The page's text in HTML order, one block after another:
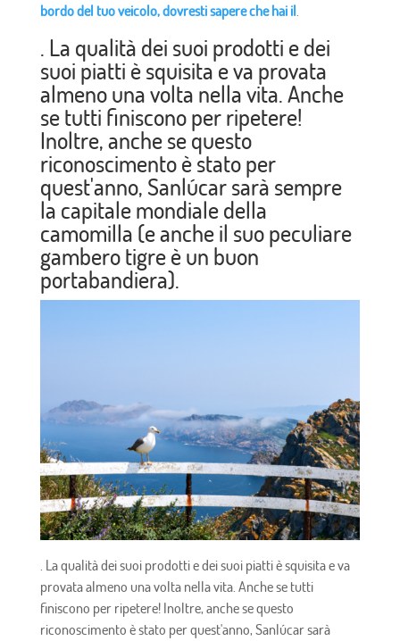
bordo del tuo veicolo, dovresti sapere che hai il.
. La qualità dei suoi prodotti e dei
suoi piatti è squisita e va provata
almeno una volta nella vita. Anche
se tutti finiscono per ripetere!
Inoltre, anche se questo
riconoscimento è stato per
quest'anno, Sanlúcar sarà sempre
la capitale mondiale della
camomilla (e anche il suo peculiare
gambero tigre è un buon
portabandiera).
. La qualità dei suoi prodotti e dei suoi piatti è squisita e va
provata almeno una volta nella vita. Anche se tutti
finiscono per ripetere! Inoltre, anche se questo
riconoscimento è stato per quest'anno, Sanlúcar sarà